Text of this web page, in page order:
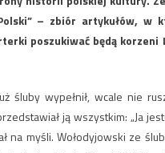
– zbiór artykułów, w
poszukiwać będą korzeni
śluby wypełnił, wcale nie
ją wszystkim: „Ja
na myśli. Wołodyjowski ze